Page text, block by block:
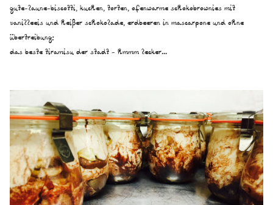
gute-laune-biscotti, kuchen, torten, ofenwarme schokobrownies mit
vanilleeis und heißer schokolade, erdbeeren in mascarpone und ohne
übertreibung:
das beste tiramisu der stadt - hmmm lecker...